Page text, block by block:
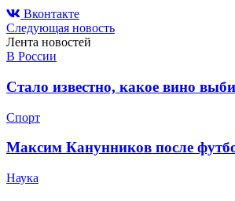
Вконтакте
Следующая новость
Лента новостей
В России
Стало известно, какое вино
Спорт
Максим Канунников после
Наука